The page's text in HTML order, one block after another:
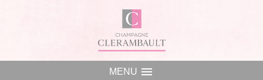
MENU menu